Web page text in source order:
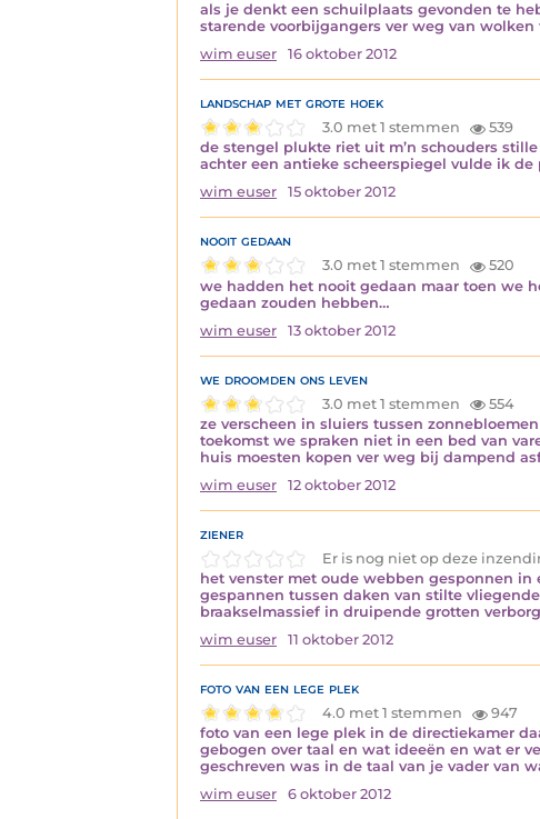
als je denkt een schuilplaats gevonden te
starende voorbijgangers ver weg van
wim euser
16 oktober 2012
landschap met grote hoek
3.0 met 1 stemmen
539
de stengel plukte riet uit m’n schouders
achter een antieke scheerspiegel vulde ik
wim euser
15 oktober 2012
nooit gedaan
3.0 met 1 stemmen
520
we hadden het nooit gedaan maar toen we
gedaan zouden hebben…
wim euser
13 oktober 2012
we droomden ons leven
3.0 met 1 stemmen
554
ze verscheen in sluiers tussen
toekomst we spraken niet in een bed van
huis moesten kopen ver weg bij dampend
wim euser
12 oktober 2012
ziener
Er is nog niet op deze
het venster met oude webben gesponnen
gespannen tussen daken van stilte
braakselmassief in druipende grotten
wim euser
11 oktober 2012
foto van een lege plek
4.0 met 1 stemmen
947
foto van een lege plek in de directiekamer
gebogen over taal en wat ideeën en wat er
geschreven was in de taal van je vader van
wim euser
6 oktober 2012